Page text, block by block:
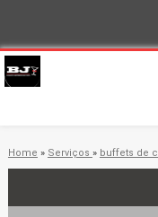
Home » Serviços » buffets de